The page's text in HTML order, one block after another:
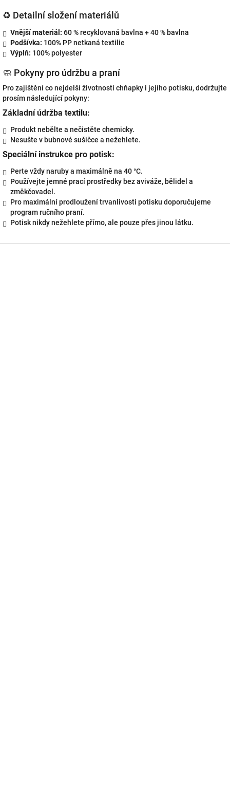
♻️ Detailní složení materiálů
Vnější materiál: 60 % recyklovaná bavlna + 40 % bavlna
Podšívka: 100% PP netkaná textilie
Výplň: 100% polyester
🧼 Pokyny pro údržbu a praní
Pro zajištění co nejdelší životnosti chňapky i jejího potisku, dodržujte
prosím následující pokyny:
Základní údržba textilu:
Produkt nebělte a nečistěte chemicky.
Nesušte v bubnové sušičce a nežehlete.
Speciální instrukce pro potisk:
Perte vždy naruby a maximálně na 40 °C.
Používejte jemné prací prostředky bez aviváže, bělidel a
změkčovadel.
Pro maximální prodloužení trvanlivosti potisku doporučujeme
program ručního praní.
Potisk nikdy nežehlete přímo, ale pouze přes jinou látku.